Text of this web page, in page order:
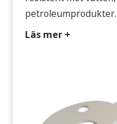
solljus och
Läs mer +